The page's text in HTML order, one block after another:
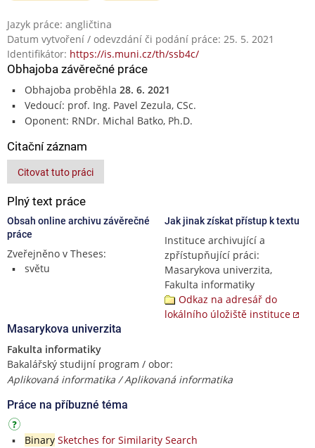
Jazyk práce: angličtina
Datum vytvoření / odevzdání či podání práce: 25. 5. 2021
Identifikátor: https://is.muni.cz/th/ssb4c/
Obhajoba závěrečné práce
Obhajoba proběhla 28. 6. 2021
Vedoucí: prof. Ing. Pavel Zezula, CSc.
Oponent: RNDr. Michal Batko, Ph.D.
Citační záznam
Citovat tuto práci
Plný text práce
Obsah online archivu závěrečné
práce
Zveřejněno v Theses:
světu
Jak jinak získat přístup k textu
Instituce archivující a
zpřístupňující práci:
Masarykova univerzita,
Fakulta informatiky
Odkaz na adresář do
lokálního úložiště instituce
Masarykova univerzita
Fakulta informatiky
Bakalářský studijní program / obor:
Aplikovaná informatika / Aplikovaná informatika
Práce na příbuzné téma
BinarySketches for Similarity Search